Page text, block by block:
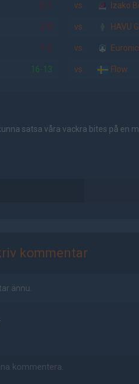
2-1
2-0
1-2
16-13
vs. Izako
vs. HAVU
vs.
vs. Flow
satsa våra vackra bites på en
kommentar
ännu.